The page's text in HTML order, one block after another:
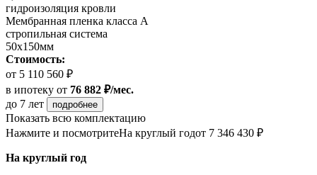
гидроизоляция кровли
Мембранная пленка класса А
стропильная система
50х150мм
Стоимость:
от 5 110 560 ₽
в ипотеку от 76 882 ₽/мес.
до 7 лет
подробнее
Показать всю комплектацию
Нажмите и посмотритеНа круглый годот 7 346 430 ₽
На круглый год